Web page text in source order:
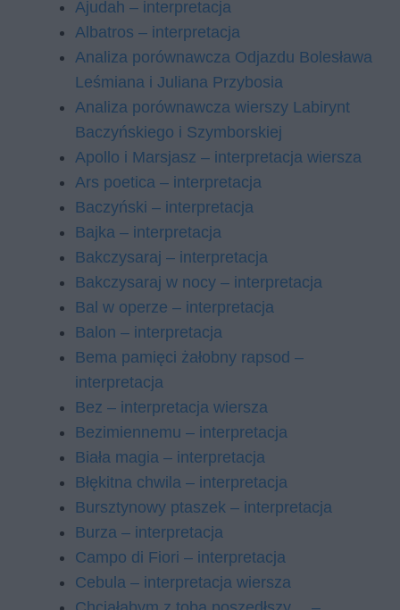
Ajudah – interpretacja
Albatros – interpretacja
Analiza porównawcza Odjazdu Bolesława
Leśmiana i Juliana Przybosia
Analiza porównawcza wierszy Labirynt
Baczyńskiego i Szymborskiej
Apollo i Marsjasz – interpretacja wiersza
Ars poetica – interpretacja
Baczyński – interpretacja
Bajka – interpretacja
Bakczysaraj – interpretacja
Bakczysaraj w nocy – interpretacja
Bal w operze – interpretacja
Balon – interpretacja
Bema pamięci żałobny rapsod –
interpretacja
Bez – interpretacja wiersza
Bezimiennemu – interpretacja
Biała magia – interpretacja
Błękitna chwila – interpretacja
Bursztynowy ptaszek – interpretacja
Burza – interpretacja
Campo di Fiori – interpretacja
Cebula – interpretacja wiersza